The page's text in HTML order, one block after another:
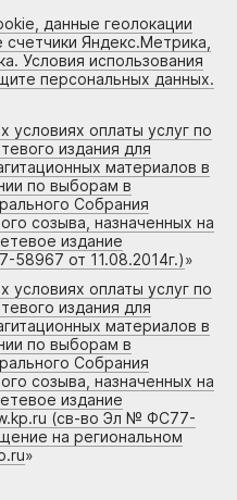
данные геолокации
Яндекс.Метрика,
Условия использования
персональных данных.
условиях оплаты услуг по
издания для
материалов в
по выборам в
Собрания
созыва, назначенных на
издание
от 11.08.2014г.)»
условиях оплаты услуг по
издания для
материалов в
по выборам в
Собрания
созыва, назначенных на
издание
(св-во Эл № ФС77-
на региональном
»